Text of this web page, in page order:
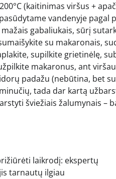
(kaitinimas viršus +
vandenyje pagal
gabaliukais, sūrį
su makaronais,
supilkite grietinėlę,
makaronus, ant
padažu (nebūtina, bet
tada dar kartą
šviežiais žalumynais –
laikrodį: ekspertų
tarnautų ilgiau